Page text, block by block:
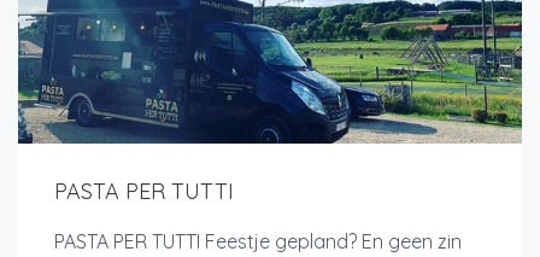
PASTA PER TUTTI
PASTA PER TUTTI Feestje gepland? En geen zin